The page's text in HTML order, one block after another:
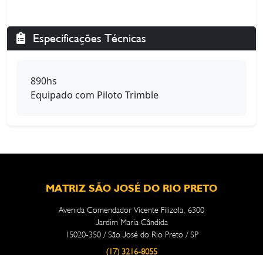
Especificações Técnicas
890hs
Equipado com Piloto Trimble
MATRIZ SÃO JOSÉ DO RIO PRETO
Avenida Comendador Vicente Filizola, 6300
Jardim Maria Cândida
15020-350 / São José do Rio Preto / SP
(17) 3216-8055